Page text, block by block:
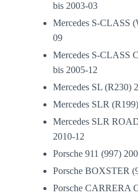
bis 2003-03
Mercedes S-CLASS
09
Mercedes S-CLASS
bis 2005-12
Mercedes SL (R230)
Mercedes SLR
Mercedes SLR
2010-12
Porsche 911 (997)
Porsche BOXSTER
Porsche CARRERA